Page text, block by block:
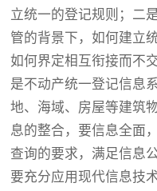
立统一的登记规则；二
管的背景下，如何建立
如何界定相互衔接而不
是不动产统一登记信息
地、海域、房屋等建筑
息的整合，要信息全面
查询的要求，满足信息
要充分应用现代信息技